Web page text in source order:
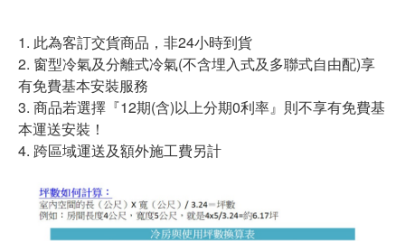
1. 此為客訂交貨商品，非24小時到貨
2. 窗型冷氣及分離式冷氣(不含埋入式及多聯式自由配)享
有免費基本安裝服務
3. 商品若選擇『12期(含)以上分期0利率』則不享有免費基
本運送安裝！
4. 跨區域運送及額外施工費另計